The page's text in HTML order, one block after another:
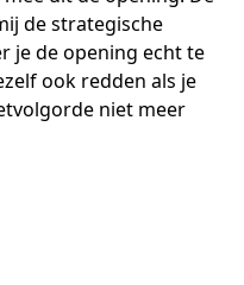
de strategische
je de opening echt te
ook redden als je
niet meer